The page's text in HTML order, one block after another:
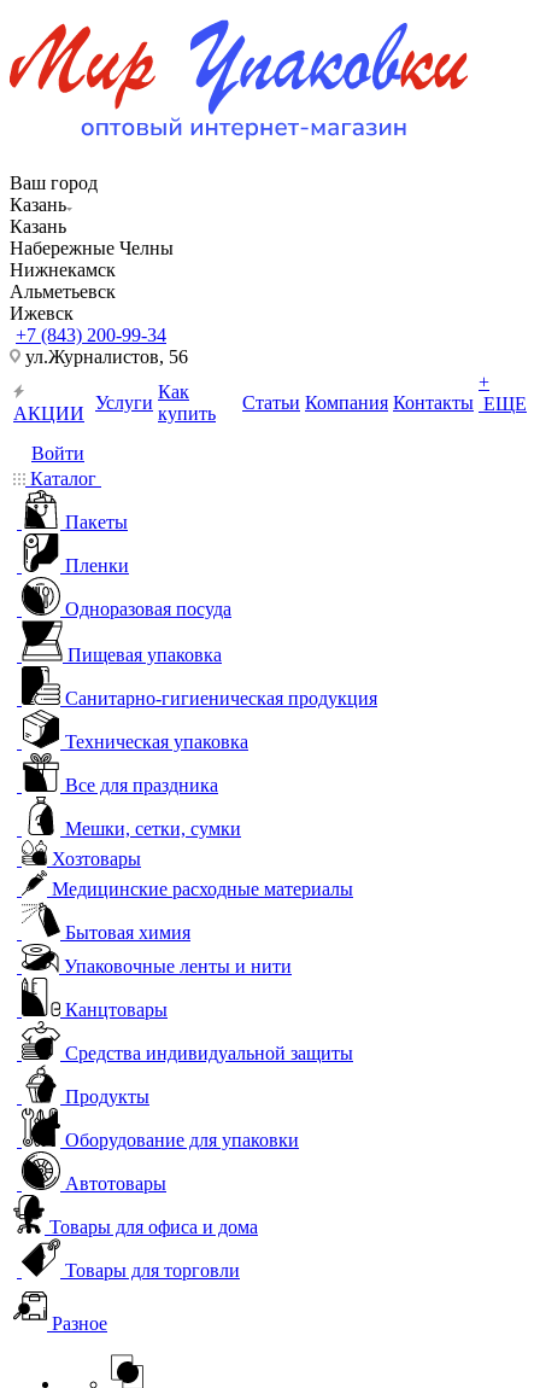
Ваш город
Казань
Казань
Набережные Челны
Нижнекамск
Альметьевск
Ижевск
+7 (843) 200-99-34
ул.Журналистов, 56
АКЦИИ
Услуги
Как
купить
Статьи Компания Контакты
+
ЕЩЕ
Войти
Каталог
Пакеты
Пленки
Одноразовая посуда
Пищевая упаковка
Санитарно-гигиеническая продукция
Техническая упаковка
Все для праздника
Мешки, сетки, сумки
Хозтовары
Медицинские расходные материалы
Бытовая химия
Упаковочные ленты и нити
Канцтовары
Средства индивидуальной защиты
Продукты
Оборудование для упаковки
Автотовары
Товары для офиса и дома
Товары для торговли
Разное